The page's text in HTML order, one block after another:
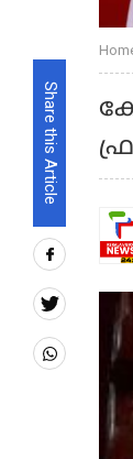
Share this Article